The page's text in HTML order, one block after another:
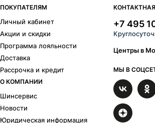
ПОКУПАТЕЛЯМ
Личный кабинет
Акции и скидки
Программа лояльности
Доставка
Рассрочка и кредит
О КОМПАНИИ
Шинсервис
Новости
Юридическая информация
+7 495
Центры в
МЫ В